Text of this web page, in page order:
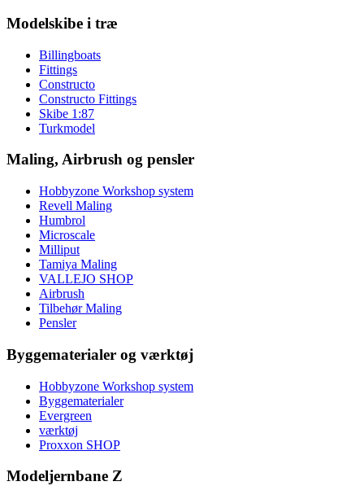
Modelskibe i træ
Billingboats
Fittings
Constructo
Constructo Fittings
Skibe 1:87
Turkmodel
Maling, Airbrush og pensler
Hobbyzone Workshop system
Revell Maling
Humbrol
Microscale
Milliput
Tamiya Maling
VALLEJO SHOP
Airbrush
Tilbehør Maling
Pensler
Byggematerialer og værktøj
Hobbyzone Workshop system
Byggematerialer
Evergreen
værktøj
Proxxon SHOP
Modeljernbane Z